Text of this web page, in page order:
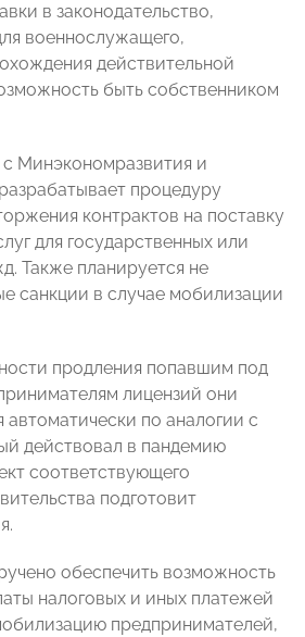
в законодательство,
военнослужащего,
действительной
быть собственником
Минэкономразвития и
процедуру
контрактов на поставку
для государственных или
Также планируется не
санкции в случае мобилизации
продления попавшим под
лицензий они
автоматически по аналогии с
действовал в пандемию
соответствующего
подготовит
обеспечить возможность
налоговых и иных платежей
предпринимателей,